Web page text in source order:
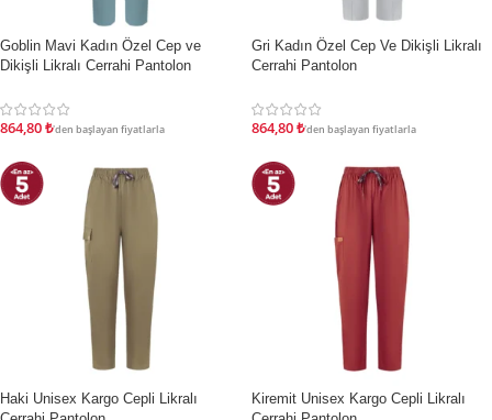
İNDIRIM
Goblin Mavi Kadın Özel Cep ve
Dikişli Likralı Cerrahi Pantolon
864,80₺'den başlayan fiyatlarla
İNDIRIM
Gri Kadın Özel Cep Ve Dikişli Likralı
Cerrahi Pantolon
864,80₺'den başlayan fiyatlarla
İNDIRIM
Haki Unisex Kargo Cepli Likralı
İNDIRIM
Kiremit Unisex Kargo Cepli Likralı